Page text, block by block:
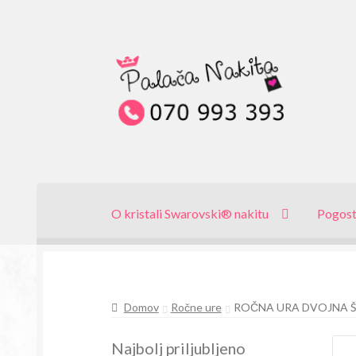
Skip
to
navigation
Skip
to
content
O kristali Swarovski® nakitu
Domov Ročne ure ROČNA URA DVOJNA
Najbolj priljubljeno